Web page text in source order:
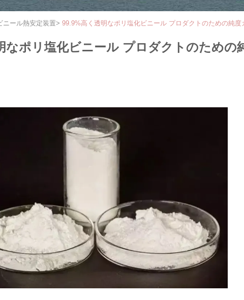
ニール熱安定装置> 99.9%高く透明なポリ塩化ビニール プロダクトのための純
なポリ塩化ビニール プロダクトのため